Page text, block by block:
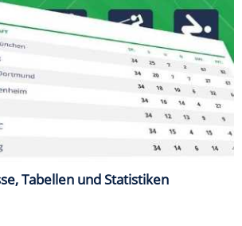
Tabellen und Statistiken